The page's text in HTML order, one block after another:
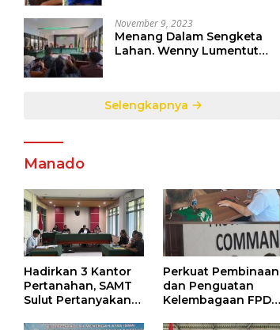
November 9, 2023
Menang Dalam Sengketa
Lahan. Wenny Lumentut
Selengkapnya
Manado
Hadirkan 3 Kantor
Pertanahan, SAMT
Sulut Pertanyakan
Perkuat Pembinaan
dan Penguatan
Kelembagaan FPDR